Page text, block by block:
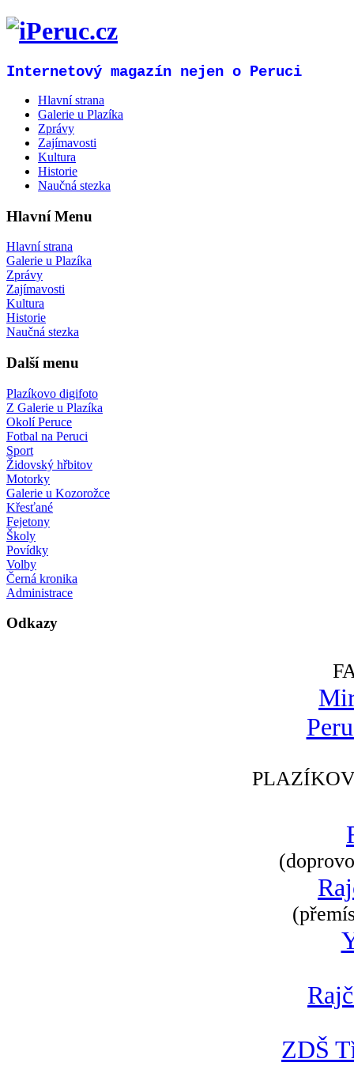
Internetový magazín nejen o Peruci
Hlavní strana
Galerie u Plazíka
Zprávy
Zajímavosti
Kultura
Historie
Naučná stezka
Hlavní Menu
Hlavní strana
Galerie u Plazíka
Zprávy
Zajímavosti
Kultura
Historie
Naučná stezka
Další menu
Plazíkovo digifoto
Z Galerie u Plazíka
Okolí Peruce
Fotbal na Peruci
Sport
Židovský hřbitov
Motorky
Galerie u Kozorožce
Křesťané
Fejetony
Školy
Povídky
Volby
Černá kronika
Administrace
Odkazy
ZDŠ